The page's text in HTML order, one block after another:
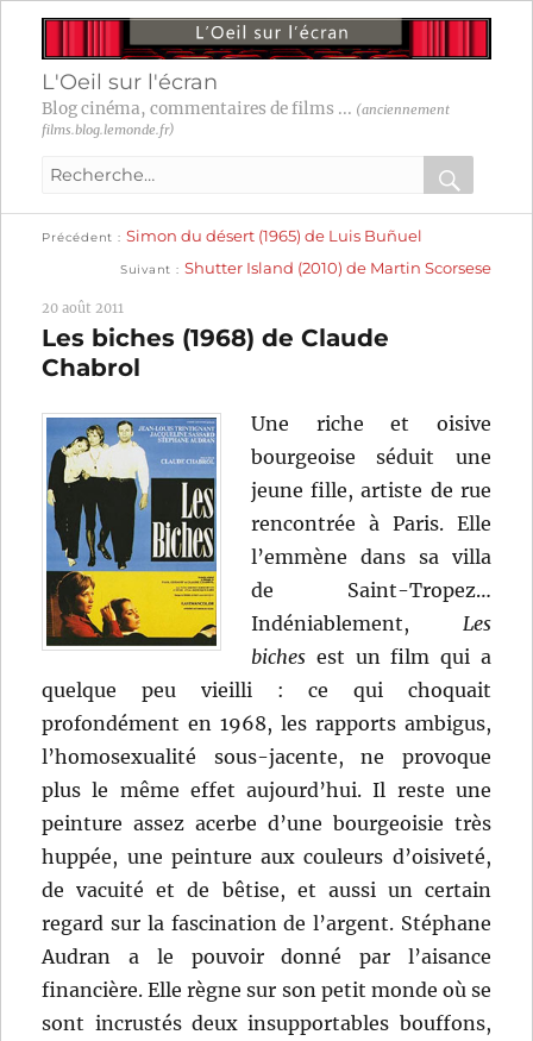
L'Oeil sur l'écran
Blog cinéma, commentaires de films ... (anciennement
films.blog.lemonde.fr)
Recherche
:
OK
Navigation
l’article
Précédent
précédente :
Simon du désert (1965) de Luis Buñuel
Suivant
suivante :
Shutter Island (2010) de Martin Scorsese
20 août 2011
Les biches (1968) de Claude
Chabrol
Une riche et oisive
bourgeoise séduit une
jeune fille, artiste de rue
rencontrée à Paris. Elle
l’emmène dans sa villa
de Saint-Tropez…
Indéniablement, Les
biches est un film qui a
quelque peu vieilli : ce qui choquait
profondément en 1968, les rapports ambigus,
l’homosexualité sous-jacente, ne provoque
plus le même effet aujourd’hui. Il reste une
peinture assez acerbe d’une bourgeoisie très
huppée, une peinture aux couleurs d’oisiveté,
de vacuité et de bêtise, et aussi un certain
regard sur la fascination de l’argent. Stéphane
Audran a le pouvoir donné par l’aisance
financière. Elle règne sur son petit monde où se
sont incrustés deux insupportables bouffons,